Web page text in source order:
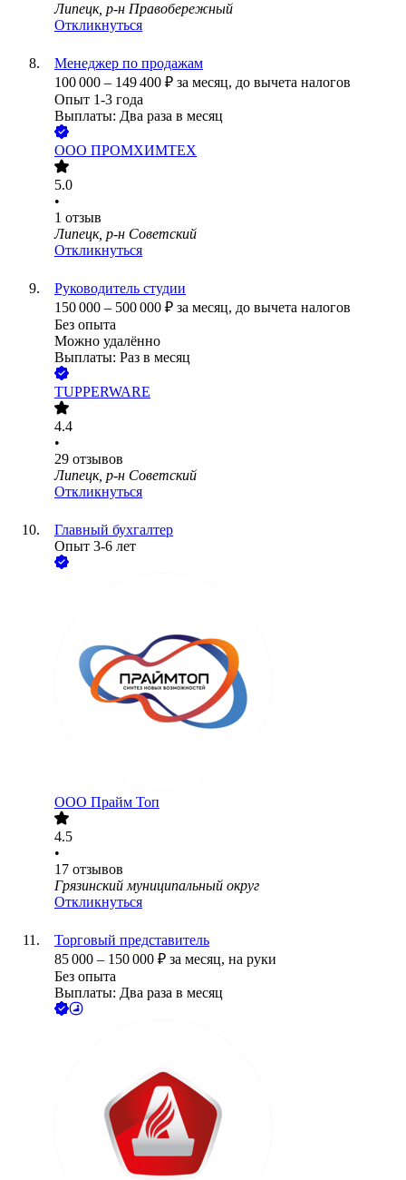
Липецк, р-н Правобережный
Откликнуться
Менеджер по продажам
100 000 – 149 400 ₽ за месяц, до вычета налогов
Опыт 1-3 года
Выплаты: Два раза в месяц
ООО ПРОМХИМТЕХ
5.0
•
1 отзыв
Липецк, р-н Советский
Откликнуться
Руководитель студии
150 000 – 500 000 ₽ за месяц, до вычета налогов
Без опыта
Можно удалённо
Выплаты: Раз в месяц
TUPPERWARE
4.4
•
29 отзывов
Липецк, р-н Советский
Откликнуться
Главный бухгалтер
Опыт 3-6 лет
ООО Прайм Топ
4.5
•
17 отзывов
Грязинский муниципальный округ
Откликнуться
Торговый представитель
85 000 – 150 000 ₽ за месяц, на руки
Без опыта
Выплаты: Два раза в месяц